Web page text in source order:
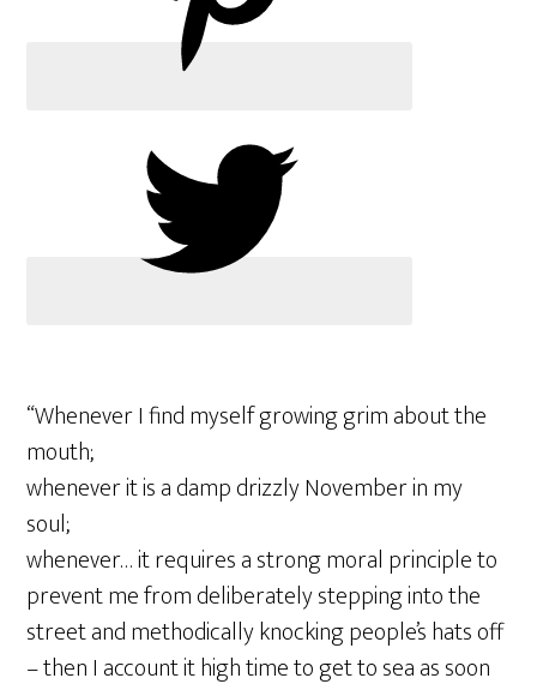
“Whenever I find myself growing grim about the
mouth;
whenever it is a damp drizzly November in my
soul;
whenever… it requires a strong moral principle to
prevent me from deliberately stepping into the
street and methodically knocking people’s hats off
– then I account it high time to get to sea as soon